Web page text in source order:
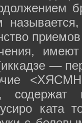
—
содержат
ката